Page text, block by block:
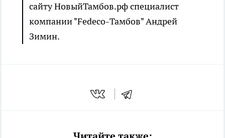
сайту НовыйТамбов.рф специалист
компании "Fedeco-Тамбов" Андрей
Зимин.